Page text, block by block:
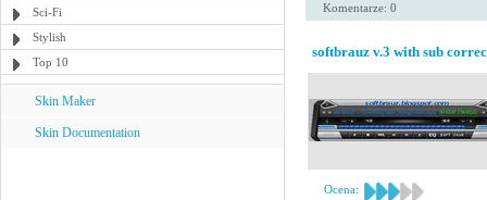
Sci-Fi
Stylish
Top 10
Skin Maker
Skin Documentation
Komentarze: 0
softbrauz v.3 with sub
Ocena: